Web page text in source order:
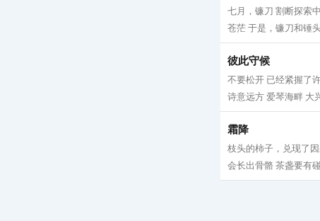
七月，镰刀 割断探索
苍茫 于是，镰刀和锤
彼此守候
不要松开 已经紧握了
诗意远方 爱琴海畔 大
霜降
枝头的柿子，兑现了
会长出骨骼 茶盏要有